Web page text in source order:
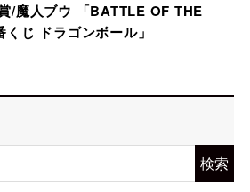
/魔人ブウ 「BATTLE OF THE
じ ドラゴンボール」
検索